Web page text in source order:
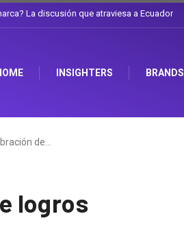
el sombrero en Corporación Favorita
INSIGHTERS BRANDS
de…
logros